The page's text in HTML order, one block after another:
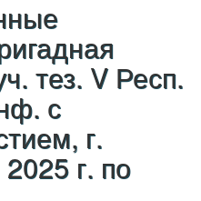
тез. V Респ.
с
г.
г. по